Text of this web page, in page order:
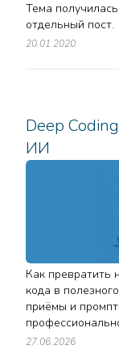
Тема
отдельный пост.
20.01.2020
Deep
ИИ
Как превратить
кода в
приёмы и
27.06.2026